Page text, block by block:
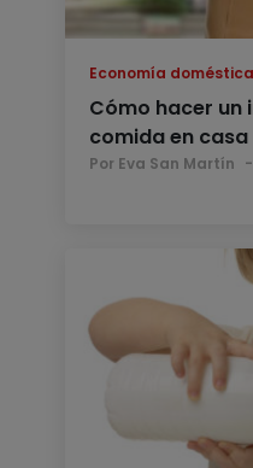
Economía doméstica
Cómo hacer un
comida en casa
Por Eva San Martín